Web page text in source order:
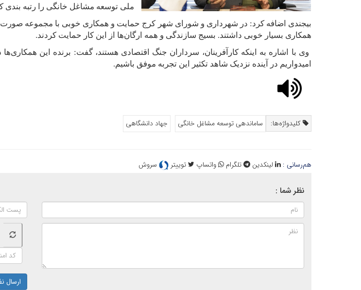
ملی توسعه مشاغل خانگی را رتبه بندی
بیجندی اضافه کرد: در شهرداری و شورای شهر کرج حمایت و همکاری خوبی با مجموعه صورت
همکاری بسیار خوبی داشتند. بسیج سازندگی و همه ارگان‌ها از این کار حمایت کردند.
وی با اشاره به اینکه کارآفرینان، سرداران جنگ اقتصادی هستند، گفت: برنده این
امیدواریم در آینده نزدیک شاهد تکثیر این تجربه موفق باشیم.
کلیدواژه‌ها: ساماندهی توسعه مشاغل خانگی جهاد دانشگاهی
هم‌رسانی : لینکدین تلگرام واتساپ توییتر سروش
نظر شما :
ارسال